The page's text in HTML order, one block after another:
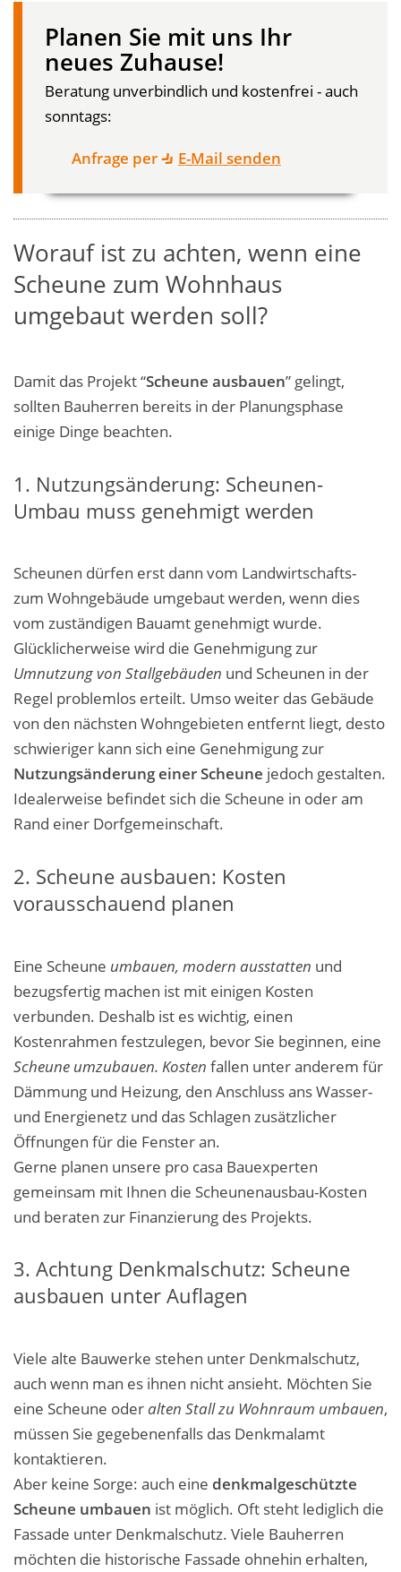
Planen Sie mit uns Ihr
neues Zuhause!
Beratung unverbindlich und kostenfrei - auch
sonntags:
Anfrage per E-Mail senden
Worauf ist zu achten, wenn eine
Scheune zum Wohnhaus
umgebaut werden soll?
Damit das Projekt “Scheune ausbauen” gelingt,
sollten Bauherren bereits in der Planungsphase
einige Dinge beachten.
1. Nutzungsänderung: Scheunen-
Umbau muss genehmigt werden
Scheunen dürfen erst dann vom Landwirtschafts-
zum Wohngebäude umgebaut werden, wenn dies
vom zuständigen Bauamt genehmigt wurde.
Glücklicherweise wird die Genehmigung zur
Umnutzung von Stallgebäuden und Scheunen in der
Regel problemlos erteilt. Umso weiter das Gebäude
von den nächsten Wohngebieten entfernt liegt, desto
schwieriger kann sich eine Genehmigung zur
Nutzungsänderung einer Scheune jedoch gestalten.
Idealerweise befindet sich die Scheune in oder am
Rand einer Dorfgemeinschaft.
2. Scheune ausbauen: Kosten
vorausschauend planen
Eine Scheune umbauen, modern ausstatten und
bezugsfertig machen ist mit einigen Kosten
verbunden. Deshalb ist es wichtig, einen
Kostenrahmen festzulegen, bevor Sie beginnen, eine
Scheune umzubauen. Kosten fallen unter anderem für
Dämmung und Heizung, den Anschluss ans Wasser-
und Energienetz und das Schlagen zusätzlicher
Öffnungen für die Fenster an.
Gerne planen unsere pro casa Bauexperten
gemeinsam mit Ihnen die Scheunenausbau-Kosten
und beraten zur Finanzierung des Projekts.
3. Achtung Denkmalschutz: Scheune
ausbauen unter Auflagen
Viele alte Bauwerke stehen unter Denkmalschutz,
auch wenn man es ihnen nicht ansieht. Möchten Sie
eine Scheune oderalten Stall zu Wohnraum umbauen,
müssen Sie gegebenenfalls das Denkmalamt
kontaktieren.
Aber keine Sorge: auch eine denkmalgeschützte
Scheune umbauen ist möglich. Oft steht lediglich die
Fassade unter Denkmalschutz. Viele Bauherren
möchten die historische Fassade ohnehin erhalten,